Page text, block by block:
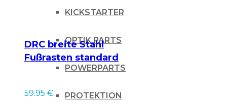
KICKSTARTER
OPTIK PARTS
POWERPARTS
PROTEKTION
DRC breite Stahl
Fußrasten standard
59.95 €